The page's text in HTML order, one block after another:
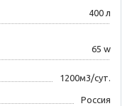
400 л
65 w
1200м3/сут.
Россия